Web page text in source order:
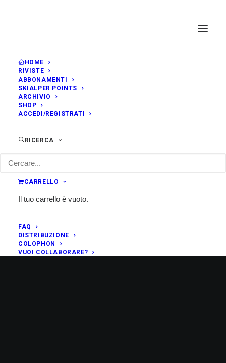
HOME
RIVISTE
ABBONAMENTI
SKIALPER POINTS
ARCHIVIO
SHOP
ACCEDI/REGISTRATI
RICERCA
CARRELLO
Il tuo carrello è vuoto.
FAQ
DISTRIBUZIONE
COLOPHON
VUOI COLLABORARE?